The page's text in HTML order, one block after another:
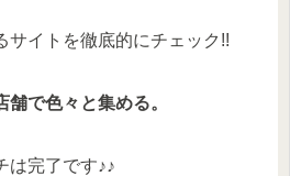
サイトを徹底的にチェック!!
で色々と集める。
は完了です♪♪